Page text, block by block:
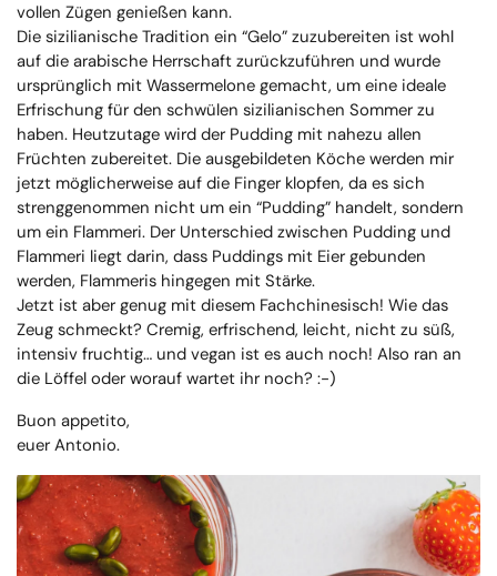
vollen Zügen genießen kann.
Die sizilianische Tradition ein “Gelo” zuzubereiten ist wohl
auf die arabische Herrschaft zurückzuführen und wurde
ursprünglich mit Wassermelone gemacht, um eine ideale
Erfrischung für den schwülen sizilianischen Sommer zu
haben. Heutzutage wird der Pudding mit nahezu allen
Früchten zubereitet. Die ausgebildeten Köche werden mir
jetzt möglicherweise auf die Finger klopfen, da es sich
strenggenommen nicht um ein “Pudding” handelt, sondern
um ein Flammeri. Der Unterschied zwischen Pudding und
Flammeri liegt darin, dass Puddings mit Eier gebunden
werden, Flammeris hingegen mit Stärke.
Jetzt ist aber genug mit diesem Fachchinesisch! Wie das
Zeug schmeckt? Cremig, erfrischend, leicht, nicht zu süß,
intensiv fruchtig… und vegan ist es auch noch! Also ran an
die Löffel oder worauf wartet ihr noch? :-)
Buon appetito,
euer Antonio.